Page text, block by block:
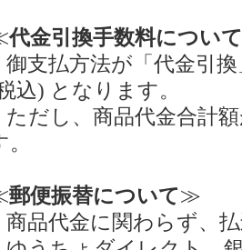
代金引換手数料について
御支払方法が「代金引
込) となります。
ただし、商品代金合計
郵便振替について≫
商品代金に関わらず、